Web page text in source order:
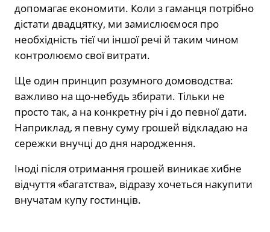
допомагає економити. Коли з гаманця потрібно
дістати двадцятку, ми замислюємося про
необхідність тієї чи іншої речі й таким чином
контролюємо свої витрати.
Ще один принцип розумного домоводства:
важливо на що-небудь збирати. Тільки не
просто так, а на конкретну річ і до певної дати.
Наприклад, я певну суму грошей відкладаю на
сережки внучці до дня народження.
Іноді після отримання грошей виникає хибне
відчуття «багатства», відразу хочеться накупити
внучатам купу гостинців.